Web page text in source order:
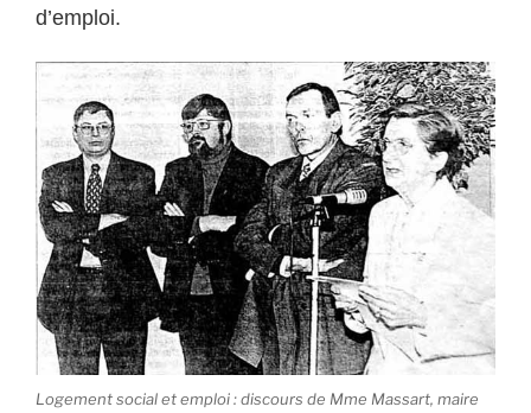
d’emploi.
Logement social et emploi : discours de Mme Massart, maire